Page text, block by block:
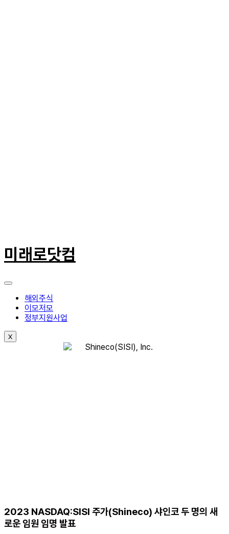
텐
츠
너
미래로닷컴
해외주식
이모저모
정부지원사업
X
2023 NASDAQ:SISI 주가(Shineco) 샤인코 두 명의 새
로운 임원 임명 발표